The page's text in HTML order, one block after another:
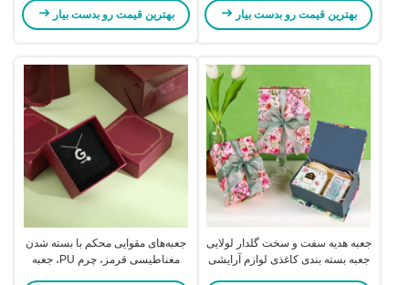
بهترین قیمت رو بدست بیار
بهترین قیمت رو بدست بیار
جعبه هدیه سفت و سخت گلدار لولایی
جعبه بسته بندی کاغذی لوازم آرایشی
جعبه‌های مقوایی محکم با بسته شدن
مغناطیسی قرمز، چرم PU، جعبه